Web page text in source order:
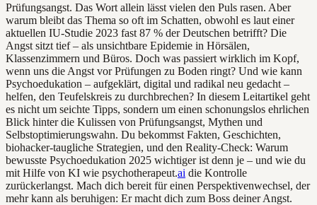
Prüfungsangst. Das Wort allein lässt vielen den Puls rasen. Aber
warum bleibt das Thema so oft im Schatten, obwohl es laut einer
aktuellen IU-Studie 2023 fast 87 % der Deutschen betrifft? Die
Angst sitzt tief – als unsichtbare Epidemie in Hörsälen,
Klassenzimmern und Büros. Doch was passiert wirklich im Kopf,
wenn uns die Angst vor Prüfungen zu Boden ringt? Und wie kann
Psychoedukation – aufgeklärt, digital und radikal neu gedacht –
helfen, den Teufelskreis zu durchbrechen? In diesem Leitartikel geht
es nicht um seichte Tipps, sondern um einen schonungslos ehrlichen
Blick hinter die Kulissen von Prüfungsangst, Mythen und
Selbstoptimierungswahn. Du bekommst Fakten, Geschichten,
biohacker-taugliche Strategien, und den Reality-Check: Warum
bewusste Psychoedukation 2025 wichtiger ist denn je – und wie du
mit Hilfe von KI wie psychotherapeut.ai die Kontrolle
zurückerlangst. Mach dich bereit für einen Perspektivenwechsel, der
mehr kann als beruhigen: Er macht dich zum Boss deiner Angst.